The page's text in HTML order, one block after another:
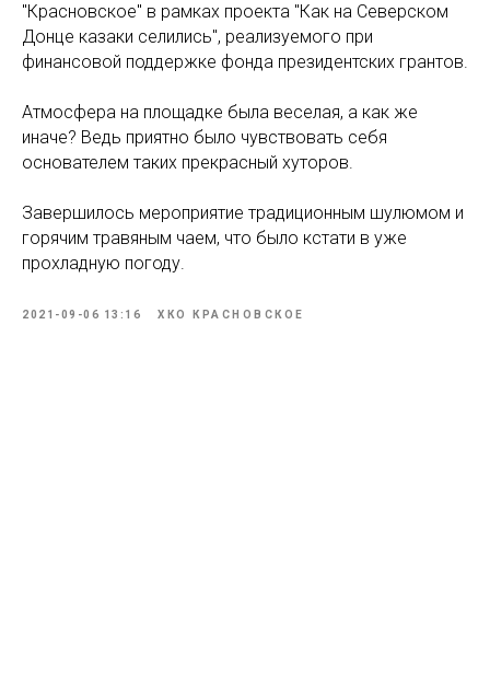
"Красновское" в рамках проекта "Как на Северском
Донце казаки селились", реализуемого при
финансовой поддержке фонда президентских грантов.
Атмосфера на площадке была веселая, а как же
иначе? Ведь приятно было чувствовать себя
основателем таких прекрасный хуторов.
Завершилось мероприятие традиционным шулюмом и
горячим травяным чаем, что было кстати в уже
прохладную погоду.
2021-09-06 13:16 ХКО КРАСНОВСКОЕ